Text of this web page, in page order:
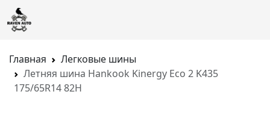
Главная
Легковые шины
Летняя шина Hankook Kinergy Eco 2 K435
175/65R14 82H